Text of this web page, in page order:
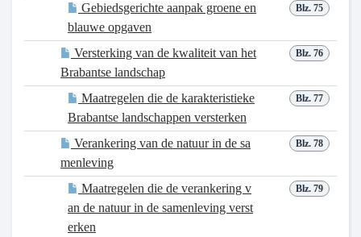
Blz. 75
Gebiedsgerichte aanpak groene en
blauwe opgaven
Blz. 76
Versterking van de kwaliteit van het
Brabantse landschap
Blz. 77
Maatregelen die de karakteristieke
Brabantse landschappen versterken
Blz. 78
Verankering van de natuur in de sa
menleving
Blz. 79
Maatregelen die de verankering v
an de natuur in de samenleving verst
erken